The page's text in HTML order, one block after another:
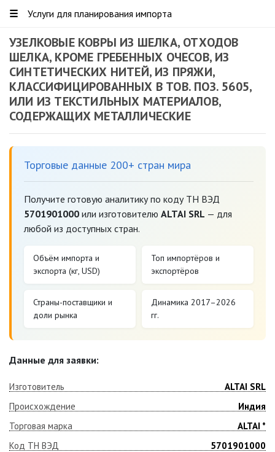
☰ Услуги для планирования импорта
УЗЕЛКОВЫЕ КОВРЫ ИЗ ШЕЛКА, ОТХОДОВ
ШЕЛКА, КРОМЕ ГРЕБЕННЫХ ОЧЕСОВ, ИЗ
СИНТЕТИЧЕСКИХ НИТЕЙ, ИЗ ПРЯЖИ,
КЛАССИФИЦИРОВАННЫХ В ТОВ. ПОЗ. 5605,
ИЛИ ИЗ ТЕКСТИЛЬНЫХ МАТЕРИАЛОВ,
СОДЕРЖАЩИХ МЕТАЛЛИЧЕСКИЕ
Торговые данные 200+ стран мира
Получите готовую аналитику по коду ТН ВЭД
5701901000 или изготовителю ALTAI SRL — для
любой из доступных стран.
Объём импорта и
экспорта (кг, USD)
Топ импортёров и
экспортёров
Страны-поставщики и
доли рынка
Динамика 2017–2026
гг.
Данные для заявки:
Изготовитель
ALTAI SRL
Происхождение
Индия
Торговая марка
ALTAI *
Код ТН ВЭД
5701901000